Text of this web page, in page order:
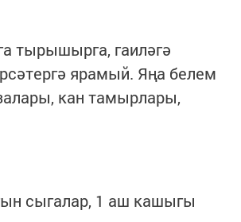
тырышырга, гаиләгә
ярамый. Яңа белем
кан тамырлары,
сыгалар, 1 аш кашыгы